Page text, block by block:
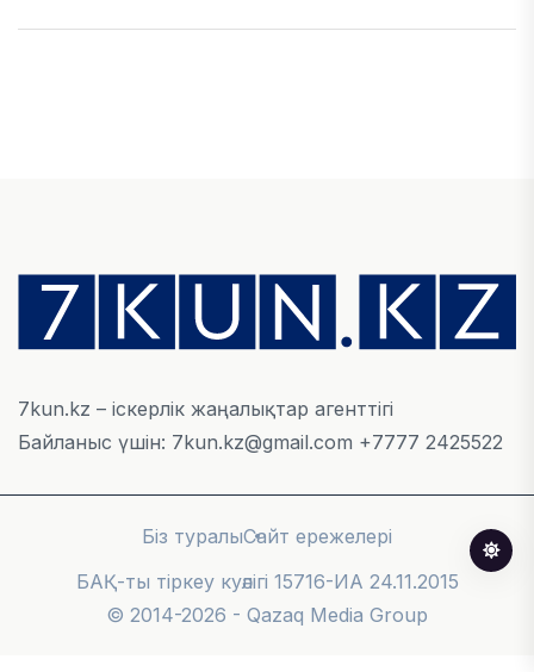
Алматы қалалық МКД мүлікті сатудан
алынатын салық туралы сұрақтарға жауап
берді
«Бәйтерек» холдингінің инвестициялық және
7kun.kz – іскерлік жаңалықтар агенттігі
Байланыс үшін: 7kun.kz@gmail.com +7777 2425522
Біз туралыСайт ережелері
БАҚ-ты тіркеу куәлігі 15716-ИА 24.11.2015
© 2014-2026 - Qazaq Media Group